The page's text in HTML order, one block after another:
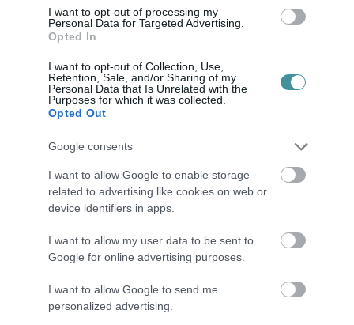
I want to opt-out of processing my
Personal Data for Targeted Advertising.
Opted In
I want to opt-out of Collection, Use,
Retention, Sale, and/or Sharing of my
Personal Data that Is Unrelated with the
Purposes for which it was collected.
Opted Out
Google consents
I want to allow Google to enable storage
related to advertising like cookies on web or
device identifiers in apps.
I want to allow my user data to be sent to
Google for online advertising purposes.
I want to allow Google to send me
personalized advertising.
TELJESEN ÚJRAINDUL A P...
2026. augusztus 07|Mindenki ügye
TANULJ NÉMETÜL OTTHONRÓL: A
DIGITÁLIS TANULÁS ELŐNYEI
2026. augusztus 07
ÚJRAINDULNAK A KORÁBBAN